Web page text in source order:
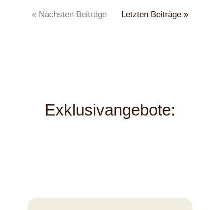
« Nächsten Beiträge Letzten Beiträge »
Exklusivangebote: